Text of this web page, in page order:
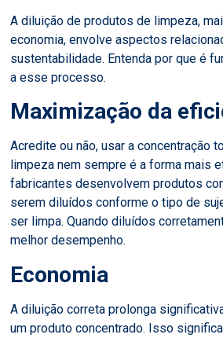
A diluição de produtos de limpeza,
economia, envolve aspectos
sustentabilidade. Entenda por que é
a esse processo.
Maximização da
Acredite ou não, usar a concentração
limpeza nem sempre é a forma mais
fabricantes desenvolvem produtos
serem diluídos conforme o tipo de
ser limpa. Quando diluídos
melhor desempenho.
Economia
A diluição correta prolonga
um produto concentrado. Isso